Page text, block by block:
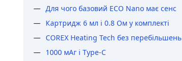
Для чого базовий ECO Nano має сенс
Картридж 6 мл і 0.8 Ом у комплекті
COREX Heating Tech без перебільшень
1000 мАг і Type-C